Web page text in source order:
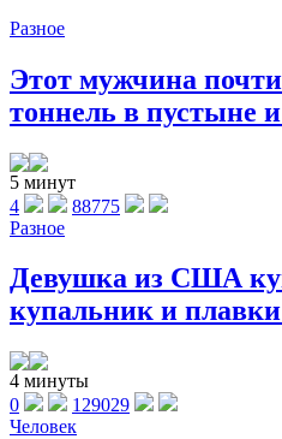
Разное
Этот мужчина
тоннель в пустыне
5 минут
4
88775
Разное
Девушка из США
купальник и
4 минуты
0
129029
Человек